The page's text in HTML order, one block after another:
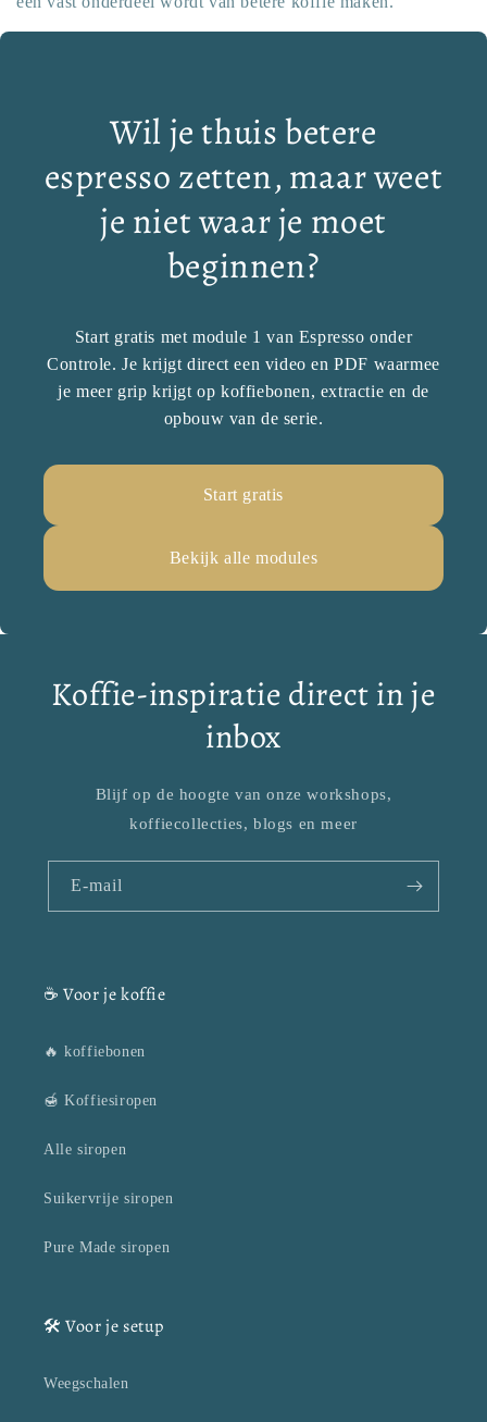
Wil je thuis betere
espresso zetten, maar weet
je niet waar je moet
beginnen?
Start gratis met module 1 van Espresso onder
Controle. Je krijgt direct een video en PDF waarmee
je meer grip krijgt op koffiebonen, extractie en de
opbouw van de serie.
Start gratis
Bekijk alle modules
Koffie-inspiratie direct in je
inbox
Blijf op de hoogte van onze workshops,
koffiecollecties, blogs en meer
E‑mail
☕ Voor je koffie
🔥 koffiebonen
🍯 Koffiesiropen
Alle siropen
Suikervrije siropen
Pure Made siropen
🛠️ Voor je setup
Weegschalen